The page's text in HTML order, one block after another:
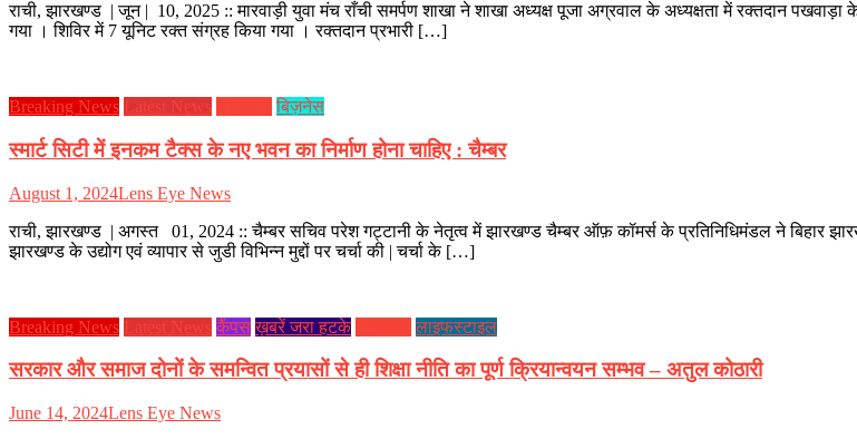
राची, झारखण्ड | जून | 10, 2025 :: मारवाड़ी युवा मंच राँची समर्पण शाखा ने शाखा अध्यक्ष पूजा अग्रवाल के अध्यक्षता में रक्तदान
गया । शिविर में 7 यूनिट रक्त संग्रह किया गया । रक्तदान प्रभारी […]
Breaking News Latest News बिज़नेस
स्मार्ट सिटी में इनकम टैक्स के नए भवन का निर्माण होना चाहिए : चैम्बर
August 1, 2024Lens Eye News
राची, झारखण्ड | अगस्त 01, 2024 :: चैम्बर सचिव परेश गट्टानी के नेतृत्व में झारखण्ड चैम्बर ऑफ़ कॉमर्स के प्रतिनिधिमंडल ने बिहार
झारखण्ड के उद्योग एवं व्यापार से जुडी विभिन्न मुद्दों पर चर्चा की | चर्चा के […]
Breaking News Latest News कैंपस ख़बरें जरा हटके लाइफस्टाइल
सरकार और समाज दोनों के समन्वित प्रयासों से ही शिक्षा नीति का पूर्ण क्रियान्वयन सम्भव – अतुल कोठारी
June 14, 2024Lens Eye News